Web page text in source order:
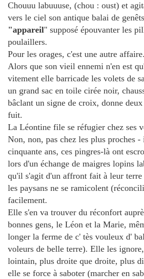
Chouuu labuuuse, (chou : oust) et
vers le ciel son antique balai de
"appareil" supposé épouvanter les
poulaillers.
Pour les orages, c'est une autre affaire.
Alors que son vieil ennemi n'en est
vitement elle barricade les volets de
un grand sac en toile cirée noir,
bâclant un signe de croix, donne
fuit.
La Léontine file se réfugier chez ses
Non, non, pas chez les plus proches
cinquante ans, ces pingres-là ont
lors d'un échange de maigres lopins
qu'il s'agit d'un affront fait à leur
les paysans ne se ramicolent
facilement.
Elle s'en va trouver du réconfort
bonnes gens, le Léon et la Marie,
longer la ferme de c' tès vouleux d'
voleurs de belle terre). Elle les
lointain, plus droite que droite, plus
elle se force à saboter (marcher en